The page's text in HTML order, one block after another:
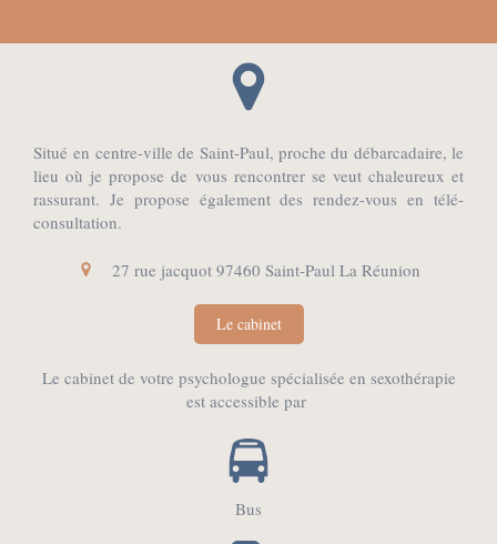
Situé en centre-ville de Saint-Paul, proche du débarcadaire, le
lieu où je propose de vous rencontrer se veut chaleureux et
rassurant. Je propose également des rendez-vous en télé-
consultation.
27 rue jacquot 97460 Saint-Paul La Réunion
Le cabinet
Le cabinet de votre psychologue spécialisée en sexothérapie
est accessible par
Bus